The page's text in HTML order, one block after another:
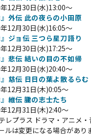
12月30日(水)13:00～
外伝 此の夜らの小田原
12月30日(水)16:05～
ジョ伝 三つら星刀語り
12月30日(水)17:25～
悲伝 結いの目の不如帰
12月30日(水)20:40～
慈伝 日日の葉よ散るらむ
12月31日(木)0:05～
維伝 朧の志士たち
12月31日(木)2:40～
レプラス ドラマ・アニメ
ルは変更になる場合があり